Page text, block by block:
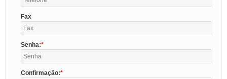
Fax
Senha:
Confirmação: